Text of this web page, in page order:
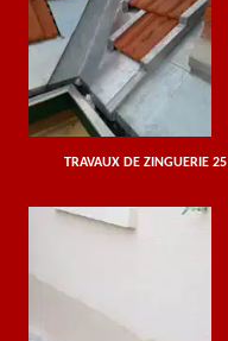
TRAVAUX DE ZINGUERIE 25